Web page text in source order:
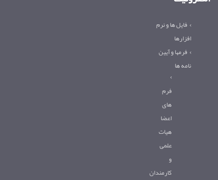
فایل ها و نرم
افزارها
فرمها و آیین
نامه ها
فرم
های
اعضا
هیات
علمی
و
کارمندان